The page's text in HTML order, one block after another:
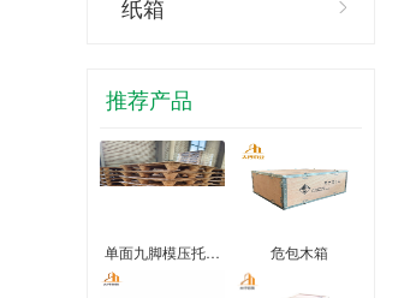
纸箱
推荐产品
单面九脚模压托… 危包木箱